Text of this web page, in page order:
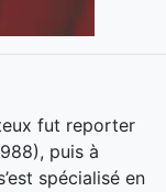
fut reporter
puis à
spécialisé en